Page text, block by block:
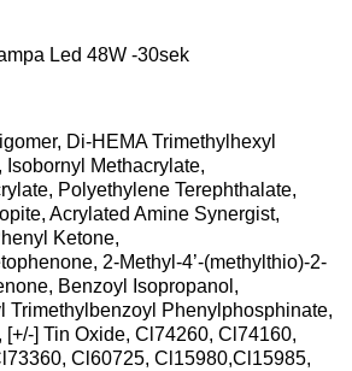
Led 48W -30sek
Di-HEMA Trimethylhexyl
Isobornyl Methacrylate,
Polyethylene Terephthalate,
Acrylated Amine Synergist,
Ketone,
2-Methyl-4’-(methylthio)-2-
Benzoyl Isopropanol,
Trimethylbenzoyl Phenylphosphinate,
] Tin Oxide, Cl74260, Cl74160,
Cl60725, Cl15980,Cl15985,